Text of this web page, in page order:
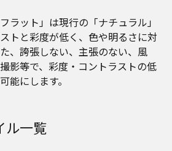
ラット」は現⾏の「ナチュラル」
トと彩度が低く、色や明るさに対
、誇張しない、主張のない、風
影等で、彩度・コントラストの低
能にします。
ル一覧